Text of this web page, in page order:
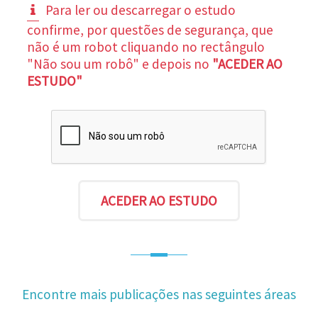
Para ler ou descarregar o estudo
confirme, por questões de segurança, que
não é um robot cliquando no rectângulo
"Não sou um robô" e depois no "ACEDER AO
ESTUDO"
Encontre mais publicações nas seguintes áreas